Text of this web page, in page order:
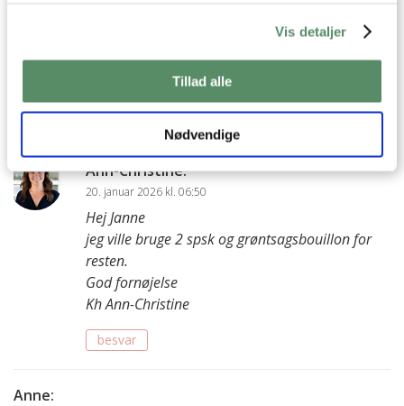
Vis detaljer
Tillad alle
Nødvendige
Hvor meget hvidvinseddike skal jeg bruge hvis jeg vil erstatte
💜 Janne
Ann-Christine:
20. januar 2026 kl. 06:50
Hej Janne
jeg ville bruge 2 spsk og grøntsagsbouillon for
resten.
God fornøjelse
Kh Ann-Christine
besvar
Anne: